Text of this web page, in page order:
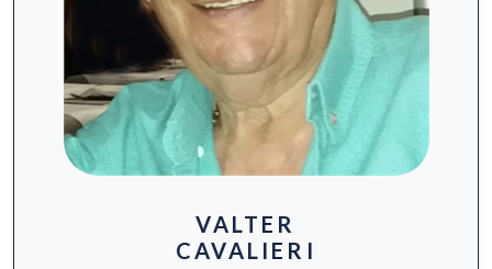
VALTER
CAVALIERI